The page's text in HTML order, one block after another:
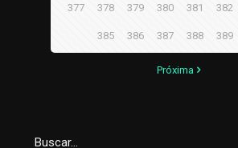
377 378 379 380 381 382
385 386 387 388 389
Próxima